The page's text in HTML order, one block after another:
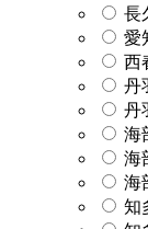
長
愛
西
丹
丹
海
海
海
知